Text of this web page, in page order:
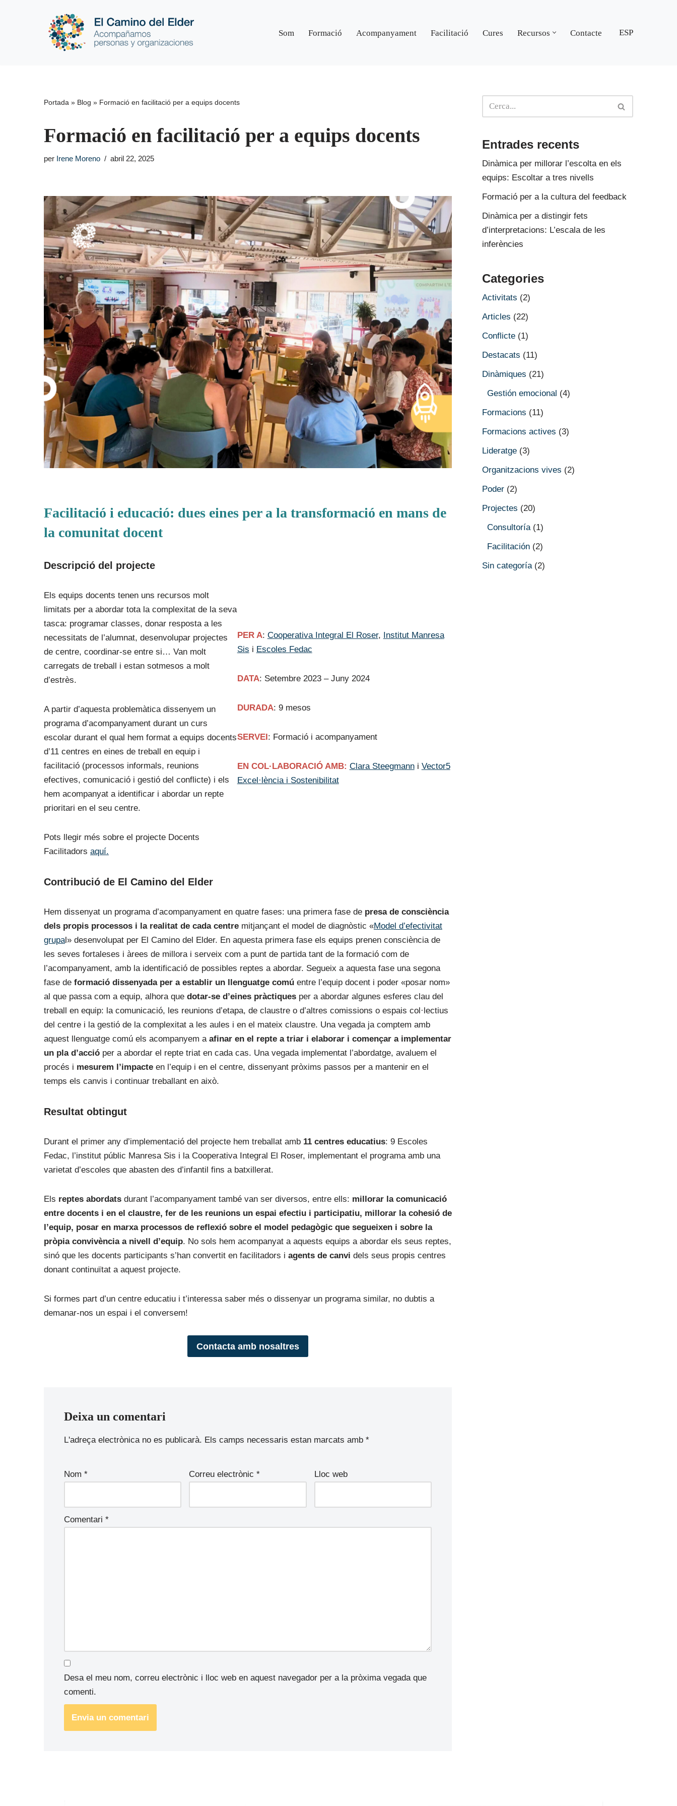
Som Formació Acompanyament Facilitació Cures Recursos Contacte ESP
Portada » Blog » Formació en facilitació per a equips docents
Formació en facilitació per a equips docents
per Irene Moreno abril 22, 2025
Facilitació i educació: dues eines per a la transformació en mans de
la comunitat docent
Descripció del projecte
Els equips docents tenen uns recursos molt
limitats per a abordar tota la complexitat de la seva
tasca: programar classes, donar resposta a les
necessitats de l’alumnat, desenvolupar projectes
de centre, coordinar-se entre si… Van molt
carregats de treball i estan sotmesos a molt
d’estrès.
A partir d’aquesta problemàtica dissenyem un
programa d’acompanyament durant un curs
escolar durant el qual hem format a equips docents
d’11 centres en eines de treball en equip i
facilitació (processos informals, reunions
efectives, comunicació i gestió del conflicte) i els
hem acompanyat a identificar i abordar un repte
prioritari en el seu centre.
Pots llegir més sobre el projecte Docents
Facilitadors aquí.
PER A: Cooperativa Integral El Roser,
Institut Manresa
Sis i Escoles Fedac
DATA: Setembre 2023 – Juny 2024
DURADA: 9 mesos
SERVEI : Formació i acompanyament
EN COL·LABORACIÓ AMB: Clara Steegmanni Vector5
Excel·lència i Sostenibilitat
Contribució de El Camino del Elder
Hem dissenyat un programa d’acompanyament en quatre fases: una primera fase de presa de consciència
dels propis processos i la realitat de cada centre mitjançant el model de diagnòstic «Model d’efectivitat
grupal» desenvolupat per El Camino del Elder. En aquesta primera fase els equips prenen consciència de
les seves fortaleses i àrees de millora i serveix com a punt de partida tant de la formació com de
l’acompanyament, amb la identificació de possibles reptes a abordar. Segueix a aquesta fase una segona
fase de formació dissenyada per a establir un llenguatge comú entre l’equip docent i poder «posar nom»
al que passa com a equip, alhora que dotar-se d’eines pràctiques per a abordar algunes esferes clau del
treball en equip: la comunicació, les reunions d’etapa, de claustre o d’altres comissions o espais col·lectius
del centre i la gestió de la complexitat a les aules i en el mateix claustre. Una vegada ja comptem amb
aquest llenguatge comú els acompanyem a afinar en el repte a triar i elaborar i començar a implementar
un pla d’acció per a abordar el repte triat en cada cas. Una vegada implementat l’abordatge, avaluem el
procés i mesurem l’impacte en l’equip i en el centre, dissenyant pròxims passos per a mantenir en el
temps els canvis i continuar treballant en això.
Resultat obtingut
Durant el primer any d’implementació del projecte hem treballat amb 11 centres educatius: 9 Escoles
Fedac, l’institut públic Manresa Sis i la Cooperativa Integral El Roser, implementant el programa amb una
varietat d’escoles que abasten des d’infantil fins a batxillerat.
Els reptes abordats durant l’acompanyament també van ser diversos, entre ells: millorar la comunicació
entre docents i en el claustre, fer de les reunions un espai efectiu i participatiu, millorar la cohesió de
l’equip, posar en marxa processos de reflexió sobre el model pedagògic que segueixen i sobre la
pròpia convivència a nivell d’equip. No sols hem acompanyat a aquests equips a abordar els seus reptes,
sinó que les docents participants s’han convertit en facilitadors i agents de canvi dels seus propis centres
donant continuïtat a aquest projecte.
Si formes part d’un centre educatiu i t’interessa saber més o dissenyar un programa similar, no dubtis a
demanar-nos un espai i el conversem!
Contacta amb nosaltres
Deixa un comentari
L'adreça electrònica no es publicarà. Els camps necessaris estan marcats amb *
Nom * Correu electrònic* Lloc web
Comentari *
Desa el meu nom, correu electrònic i lloc web en aquest navegador per a la pròxima vegada que
comenti.
A
r
a
ti
Entrades recents
Dinàmica per millorar l’escolta en els
equips: Escoltar a tres nivells
Formació per a la cultura del feedback
Dinàmica per a distingir fets
d’interpretacions: L’escala de les
inferències
Categories
Activitats (2)
Articles (22)
Conflicte (1)
Destacats (11)
Dinàmiques (21)
Gestión emocional (4)
Formacions (11)
Formacions actives (3)
Lideratge (3)
Organitzacions vives (2)
Poder (2)
Projectes (20)
Consultoría(1)
Facilitación (2)
Sin categoría(2)